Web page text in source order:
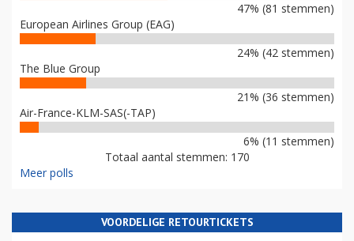
47% (81 stemmen)
European Airlines Group (EAG)
24% (42 stemmen)
The Blue Group
21% (36 stemmen)
Air-France-KLM-SAS(-TAP)
6% (11 stemmen)
Totaal aantal stemmen: 170
Meer polls
VOORDELIGE RETOURTICKETS